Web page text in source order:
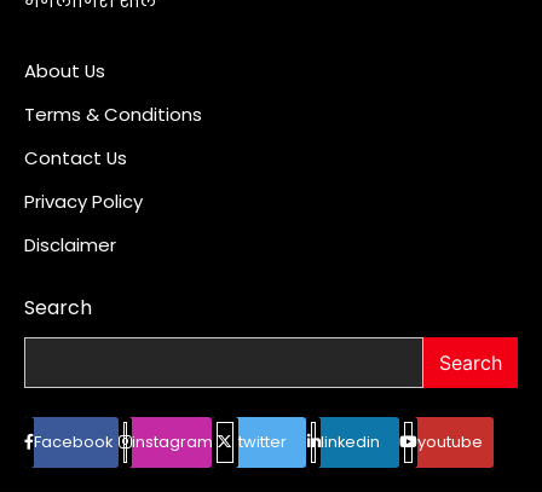
About Us
Terms & Conditions
Contact Us
Privacy Policy
Disclaimer
Search
Search
Facebook instagram twitter linkedin youtube